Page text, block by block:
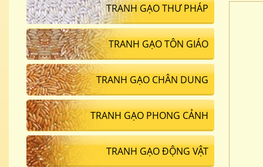
TRANH GẠO THƯ PHÁP
TRANH GẠO TÔN GIÁO
TRANH GẠO CHÂN DUNG
TRANH GẠO PHONG CẢNH
TRANH GẠO ĐỘNG VẬT